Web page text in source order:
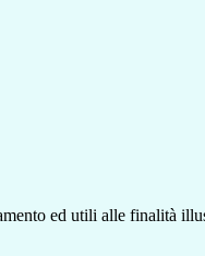
ed utili alle finalità